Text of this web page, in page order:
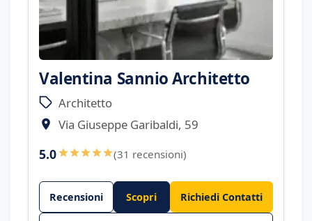
Valentina Sannio Architetto
Architetto
Via Giuseppe Garibaldi, 59
5.0 (31 recensioni)
Recensioni Scopri Richiedi Contatti